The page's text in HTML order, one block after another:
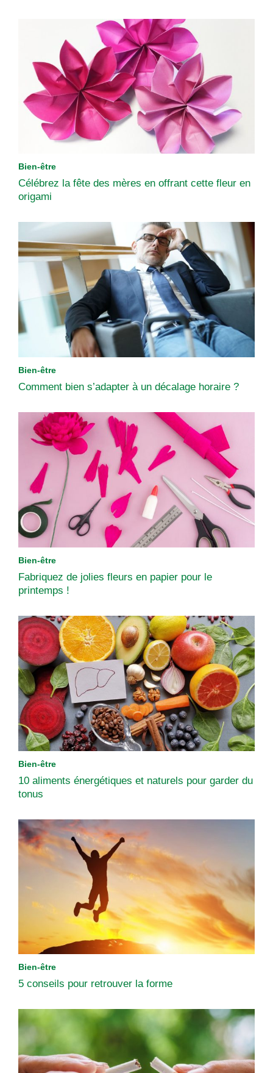
Bien-être
Célébrez la fête des mères en offrant cette fleur en
origami
Bien-être
Comment bien s’adapter à un décalage horaire ?
Bien-être
Fabriquez de jolies fleurs en papier pour le
printemps !
Bien-être
10 aliments énergétiques et naturels pour garder du
tonus
Bien-être
5 conseils pour retrouver la forme